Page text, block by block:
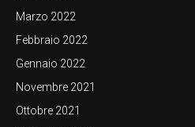
Marzo 2022
Febbraio 2022
Gennaio 2022
Novembre 2021
Ottobre 2021